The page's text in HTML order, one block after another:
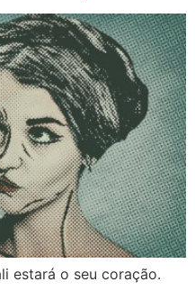
estará o seu coração.